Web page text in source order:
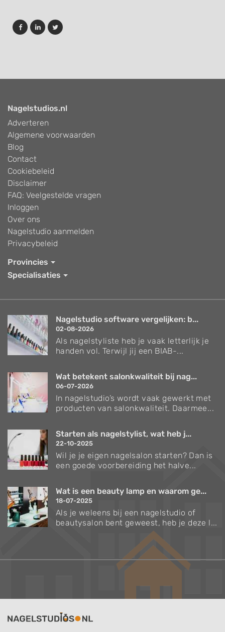
Nagelstudios.nl
Adverteren
Algemene voorwaarden
Blog
Contact
Cookiebeleid
Disclaimer
FAQ: Veelgestelde vragen
Inloggen
Over ons
Nagelstudio aanmelden
Privacybeleid
Provincies
Specialisaties
Nagelstudio software vergelijken: b...
02-08-2026
Als nagelstyliste heb je vaak letterlijk je
handen vol. Terwijl jij een BIAB-...
Wat betekent salonkwaliteit bij nag...
06-07-2026
In nagelstudio’s wordt vaak gewerkt met
producten van salonkwaliteit. Daarmee...
Starten als nagelstylist, wat heb j...
22-10-2025
Wil je je eigen nagelsalon starten? Dan is
een goede voorbereiding het halve...
Wat is een beauty lamp en waarom ge...
18-07-2025
Als je weleens bij een nagelstudio of
beautysalon bent geweest, heb je deze l...